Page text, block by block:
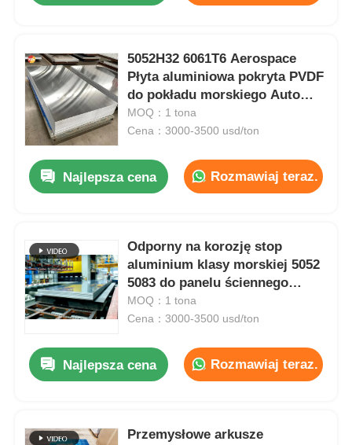
5052H32 6061T6 Aerospace
Płyta aluminiowa pokryta PVDF
do pokładu morskiego Auto
tłoczona fasada budynku
MOQ：1 tona
Cena：3000-3500 usd/ton
Najlepsza cena Rozmawiaj teraz.
Odporny na korozję stop
aluminium klasy morskiej 5052
5083 do panelu ściennego
przyczepy do budowy statków
MOQ：1 tona
Cena：3000-3500 usd/ton
Najlepsza cena Rozmawiaj teraz.
Przemysłowe arkusze